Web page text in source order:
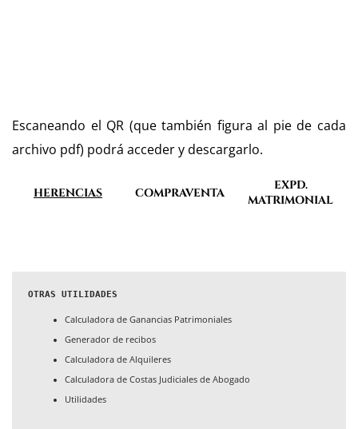
Escaneando el QR (que también figura al pie de cada
archivo pdf) podrá acceder y descargarlo.
HERENCIAS COMPRAVENTA
EXPD.
MATRIMONIAL
OTRAS UTILIDADES
Calculadora de Ganancias Patrimoniales
Generador de recibos
Calculadora de Alquileres
Calculadora de Costas Judiciales de Abogado
Utilidades